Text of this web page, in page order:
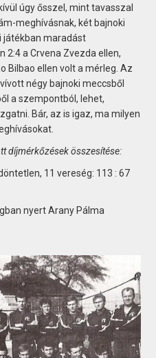
úgy ősszel, mint tavasszal
meghívásnak, két bajnoki
játékban maradást
2:4 a Crvena Zvezda ellen,
Bilbao ellen volt a mérleg. Az
négy bajnoki meccsből
a szempontból, lehet,
Bár, az is igaz, ma milyen
díjmérkőzések összesítése:
11 vereség: 113 : 67
nyert Arany Pálma